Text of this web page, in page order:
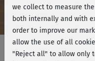
we collect to measure
both internally and with
order to improve our
allow the use of all
"Reject all" to allow only